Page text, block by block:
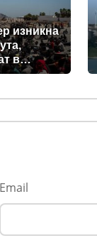
изникна
в
Email